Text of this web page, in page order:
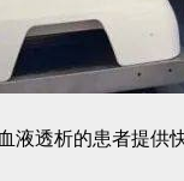
液透析的患者提供